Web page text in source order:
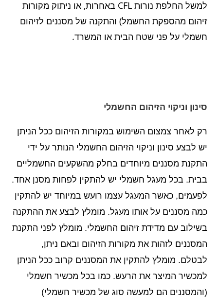
למשל החלפת נורות CFL באחרות, או ניתוק מקורות
זיהום מהספקת החשמל) והתקנה של מסננים לזיהום
חשמלי על פני שטח הבית או המשרד.
סינון וניקוי הזיהום החשמלי
רק לאחר צמצום השימוש במקורות הזיהום ככל הניתן
יש לבצע סינון וניקוי הזיהום החשמלי הנותר על ידי
התקנת מסננים מיוחדים בחלק מהשקעים החשמליים
בבית. בכל מעגל חשמלי יש להתקין לפחות מסנן אחד.
לפעמים, כאשר המעגל עצמו רועש במיוחד יש להתקין
כמה מסננים על אותו מעגל. מומלץ לבצע את ההתקנה
בשילוב עם מדידת זיהום החשמלי. מומלץ לפני התקנת
המסננים לזהות את מקורות הזיהום ובאם ניתן,
לבטלם. מומלץ להתקין את המסננים קרוב ככל הניתן
למכשיר המיצר את הרעש. כמו בכל מכשיר חשמלי
(והמסננים הם למעשה סוג של מכשיר חשמלי)